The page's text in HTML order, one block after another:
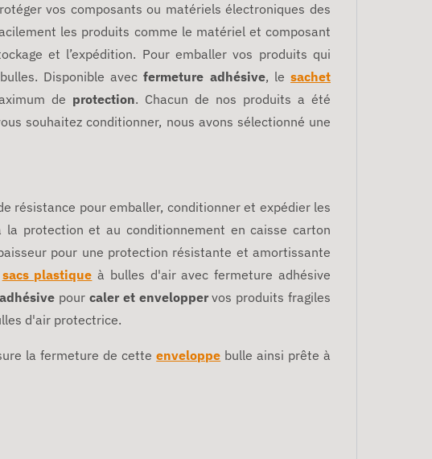
vos composants ou matériels électroniques des
les produits comme le matériel et composant
et l’expédition. Pour emballer vos produits qui
Disponible avecfermeture adhésive, lesachet
de protection. Chacun de nos produits a été
souhaitez conditionner, nous avons sélectionné une
résistance pour emballer, conditionner et expédier les
protection et au conditionnement en caisse carton
pour une protection résistante et amortissante
sacs plastique à bulles d'air avec fermeture adhésive
pour caler et enveloppervos produits fragiles
d'air protectrice.
la fermeture de cetteenveloppe bulle ainsi prête à